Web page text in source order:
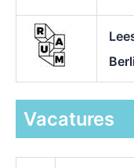
Vacatures